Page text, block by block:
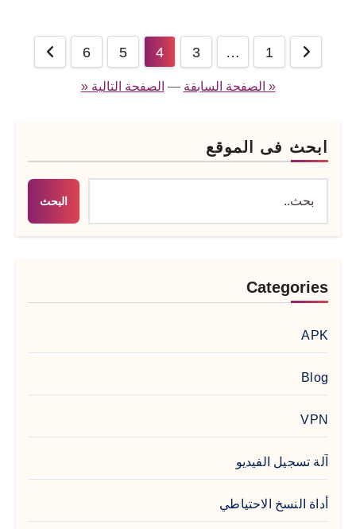
تعدد
صفحات
1
…
3
4
5
6
« الصفحة السابقة — الصفحة التالية «
ابحث فى الموقع
البحث
Categories
APK
Blog
VPN
آلة تسجيل الفيديو
أداة النسخ الاحتياطي